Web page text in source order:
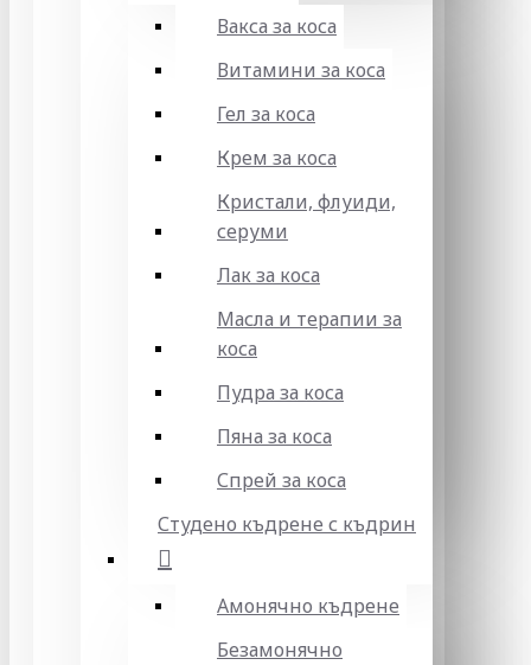
Вакса за коса
Витамини за коса
Гел за коса
Крем за коса
Кристали, флуиди,
серуми
Лак за коса
Масла и терапии за
коса
Пудра за коса
Пяна за коса
Спрей за коса
Студено къдрене с къдрин
Амонячно къдрене
Безамонячно